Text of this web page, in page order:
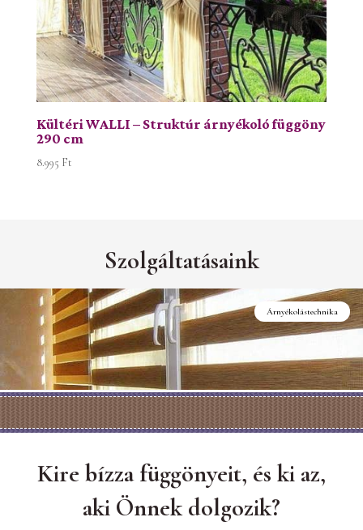
Kültéri WALLI – Struktúr árnyékoló függöny
290 cm
8.995 Ft
Szolgáltatásaink
Helyszíni felmérés
Kire bízza függönyeit, és ki az,
aki Önnek dolgozik?